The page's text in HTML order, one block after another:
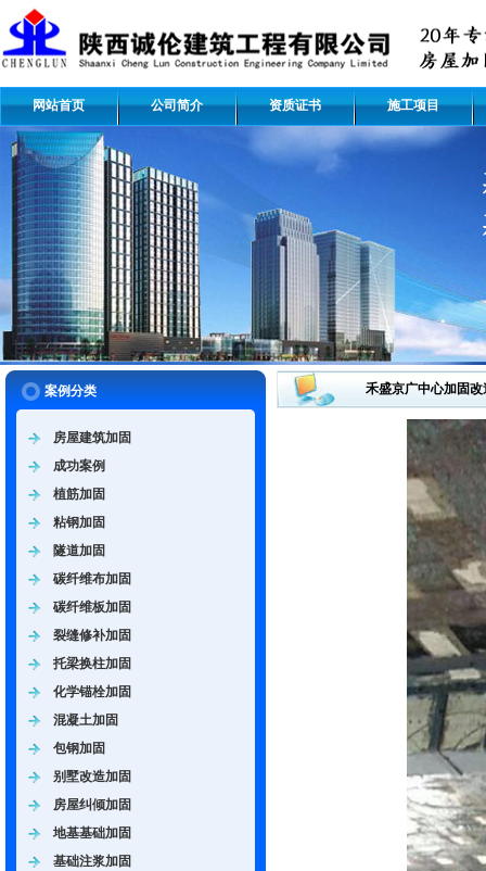
网站首页 公司简介 资质证书 施工项目
案例分类
房屋建筑加固
成功案例
植筋加固
粘钢加固
隧道加固
碳纤维布加固
碳纤维板加固
裂缝修补加固
托梁换柱加固
化学锚栓加固
混凝土加固
包钢加固
别墅改造加固
房屋纠倾加固
地基基础加固
基础注浆加固
禾盛京广中心加固